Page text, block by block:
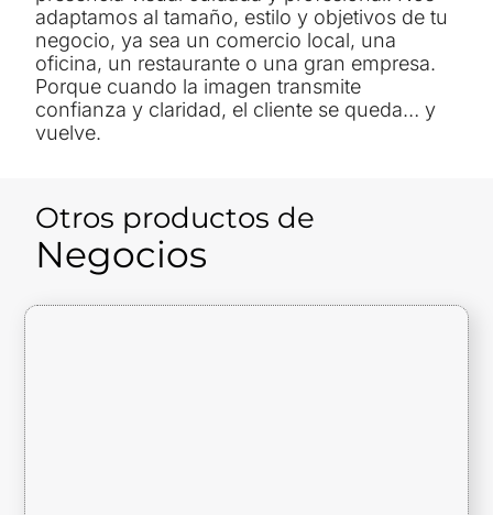
adaptamos al tamaño, estilo y objetivos de tu
negocio, ya sea un comercio local, una
oficina, un restaurante o una gran empresa.
Porque cuando la imagen transmite
confianza y claridad, el cliente se queda… y
vuelve.
Otros productos de
Negocios